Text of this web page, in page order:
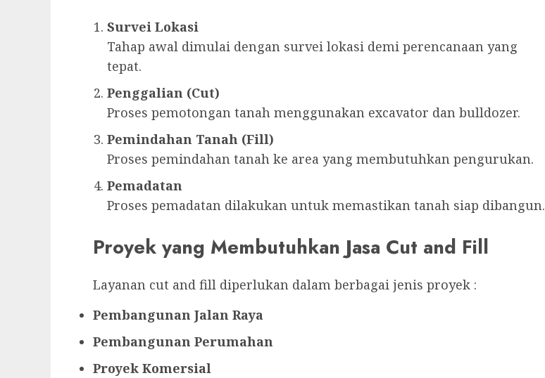
Survei Lokasi
Tahap awal dimulai dengan survei lokasi demi perencanaan yang
tepat.
Penggalian (Cut)
Proses pemotongan tanah menggunakan excavator dan bulldozer.
Pemindahan Tanah (Fill)
Proses pemindahan tanah ke area yang membutuhkan pengurukan.
Pemadatan
Proses pemadatan dilakukan untuk memastikan tanah siap dibangun.
Proyek yang Membutuhkan Jasa Cut and Fill
Layanan cut and fill diperlukan dalam berbagai jenis proyek :
Pembangunan Jalan Raya
Pembangunan Perumahan
Proyek Komersial